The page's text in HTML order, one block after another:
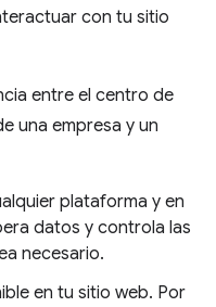
con tu sitio
entre el centro de
una empresa y un
plataforma y en
datos y controla las
necesario.
en tu sitio web. Por